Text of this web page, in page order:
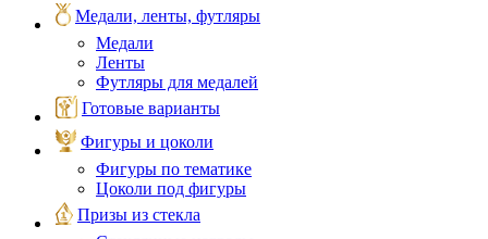
Медали, ленты, футляры
Медали
Ленты
Футляры для медалей
Готовые варианты
Фигуры и цоколи
Фигуры по тематике
Цоколи под фигуры
Призы из стекла